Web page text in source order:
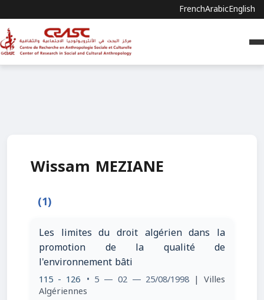
FrenchArabicEnglish
Wissam MEZIANE
(1)
Les limites du droit algérien dans la
promotion de la qualité de
l'environnement bâti
115 - 126 • 5 — 02 — 25/08/1998 | Villes
Algériennes